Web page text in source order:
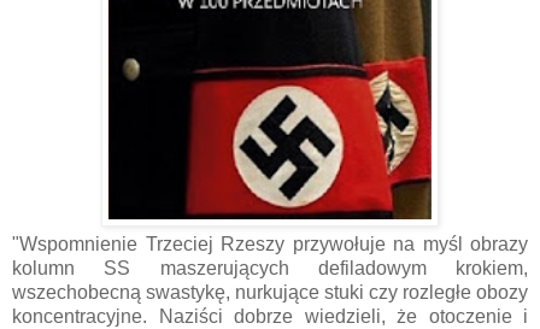
"Wspomnienie Trzeciej Rzeszy przywołuje na myśl obrazy
kolumn SS maszerujących defiladowym krokiem,
wszechobecną swastykę, nurkujące stuki czy rozległe obozy
koncentracyjne. Naziści dobrze wiedzieli, że otoczenie i